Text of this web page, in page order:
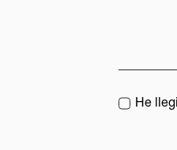
He